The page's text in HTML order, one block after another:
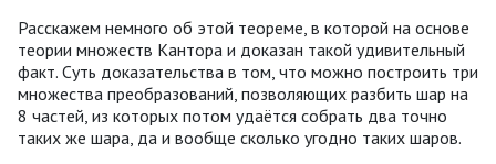
Расскажем немного об этой теореме, в которой на основе
теории множеств Кантора и доказан такой удивительный
факт. Суть доказательства в том, что можно построить три
множества преобразований, позволяющих разбить шар на
8 частей, из которых потом удаётся собрать два точно
таких же шара, да и вообще сколько угодно таких шаров.